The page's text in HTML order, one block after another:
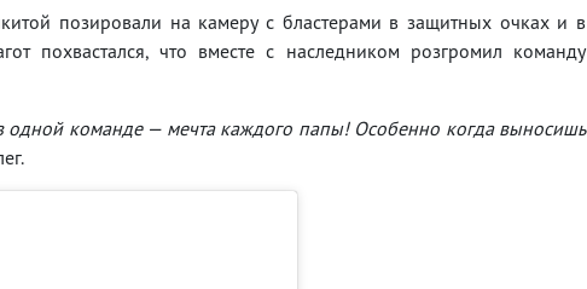
позировали на камеру с бластерами в защитных очках и в
похвастался, что вместе с наследником розгромил команду
одной команде — мечта каждого папы! Особенно когда выносишь